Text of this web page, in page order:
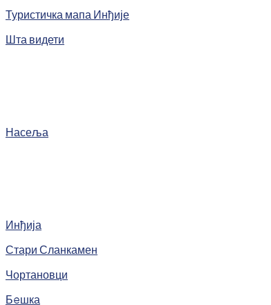
Туристичка мапа Инђије
Шта видети
Насеља
Инђија
Стари Сланкамен
Чортановци
Бeшка